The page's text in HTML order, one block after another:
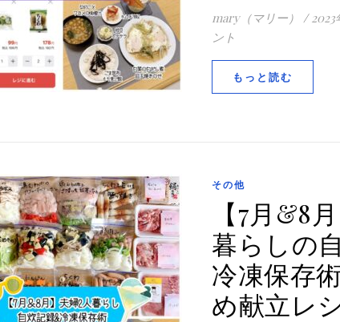
mary（マリー） /
ント
もっと読む
その他
【7月&8
暮らしの
冷凍保存
め献立レ